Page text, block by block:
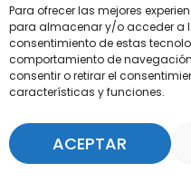
Para ofrecer las mejores
para almacenar y/o acceder a
consentimiento de estas
comportamiento de
consentir o retirar el
características y funciones.
ACEPTAR